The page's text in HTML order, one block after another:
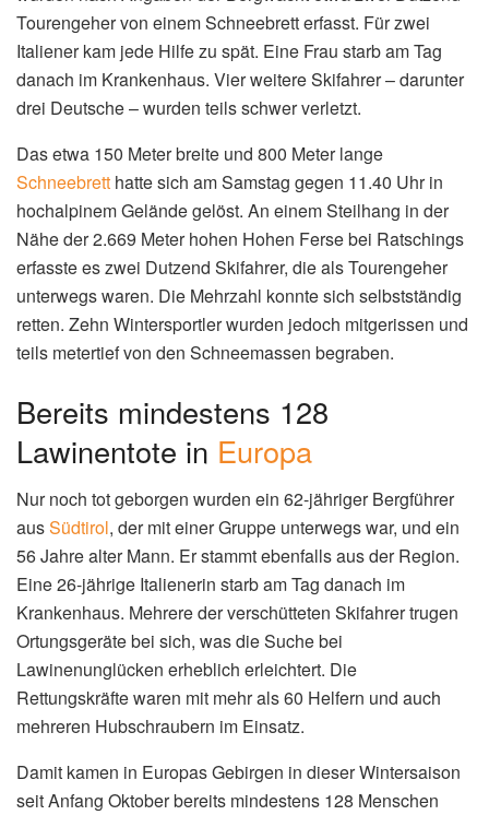
Tourengeher von einem Schneebrett erfasst. Für zwei
Italiener kam jede Hilfe zu spät. Eine Frau starb am Tag
danach im Krankenhaus. Vier weitere Skifahrer – darunter
drei Deutsche – wurden teils schwer verletzt.
Das etwa 150 Meter breite und 800 Meter lange
Schneebrett hatte sich am Samstag gegen 11.40 Uhr in
hochalpinem Gelände gelöst. An einem Steilhang in der
Nähe der 2.669 Meter hohen Hohen Ferse bei Ratschings
erfasste es zwei Dutzend Skifahrer, die als Tourengeher
unterwegs waren. Die Mehrzahl konnte sich selbstständig
retten. Zehn Wintersportler wurden jedoch mitgerissen und
teils metertief von den Schneemassen begraben.
Bereits mindestens 128
Lawinentote in Europa
Nur noch tot geborgen wurden ein 62-jähriger Bergführer
ausSüdtirol, der mit einer Gruppe unterwegs war, und ein
56 Jahre alter Mann. Er stammt ebenfalls aus der Region.
Eine 26-jährige Italienerin starb am Tag danach im
Krankenhaus. Mehrere der verschütteten Skifahrer trugen
Ortungsgeräte bei sich, was die Suche bei
Lawinenunglücken erheblich erleichtert. Die
Rettungskräfte waren mit mehr als 60 Helfern und auch
mehreren Hubschraubern im Einsatz.
Damit kamen in Europas Gebirgen in dieser Wintersaison
seit Anfang Oktober bereits mindestens 128 Menschen